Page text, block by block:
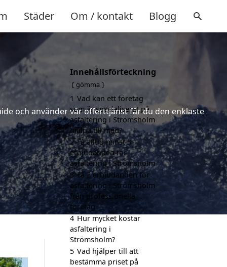
Städer Om / kontakt Blogg
och använder vår offerttjänst får du den enklaste
Innehållsförteckning
gömma
1 Vad kan ett företag
som är specialiserat på
asfaltering i Strömsholm
hjälpa till med?
2 Få alltid minst 3
erbjudanden för
asfaltering i Strömsholm
3 Få 3 erbjudanden för
asfaltering i Strömsholm
från professionella
företag
4 Hur mycket kostar
asfaltering i
Strömsholm?
5 Vad hjälper till att
bestämma priset på